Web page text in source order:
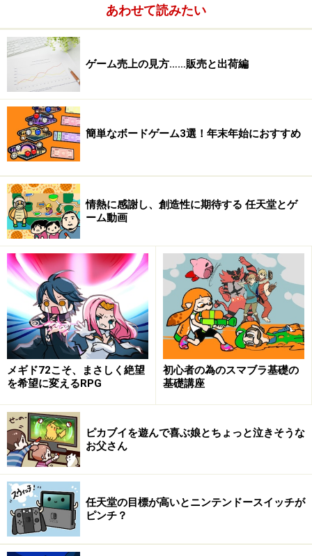
近い例でいいますと、例えば任天堂がWiiの前に発売して
いたニンテンドーゲームキューブ（以下GC）と言うハー
ド。今でこそ任天堂は市場を席捲していますが、当時は
ソニー・コンピュータエンタテインメントの
Playstation2に大苦戦していました。
そんななか、2002年6月3日、それまでの25,000円から
19,800円へと5,000円以上の値下がなされました。その効
果の程はといいますと、値下直前のGCの売上げが4,000
～5,000台程度、値下された週が約13,000台、その後
8,000台程度の水準に戻ります。効果があったかのように
も見えますが、実は直前が値下される前の買い控えの為
に下がっているだけで、2002年の4月には平均10,000台
程度を売り上げているので、大きな変化は見られなかっ
たというのが現実です。
5,000円も安くなるというのは、消費者からすれば、間違
いなく嬉しいことであるはず。にも関わらず大きな効果
がでない、これはどういうことなのでしょうか。次は何
あわせて読みたい
ゲーム売上の見方……販売と出荷編
簡単なボードゲーム3選！年末年始におすすめ
情熱に感謝し、創造性に期待する 任天堂とゲ
ーム動画
メギド72こそ、まさしく絶望
を希望に変えるRPG
初心者の為のスマブラ基礎の
基礎講座
ピカブイを遊んで喜ぶ娘とちょっと泣きそうな
お父さん
任天堂の目標が高いとニンテンドースイッチが
ピンチ？